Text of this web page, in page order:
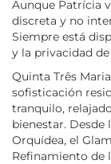
Aunque Patrícia
discreta y no
Siempre está
y la privacidad
Quinta Três
sofisticación
tranquilo,
bienestar. Desde
Orquídea, el
Refinamiento de